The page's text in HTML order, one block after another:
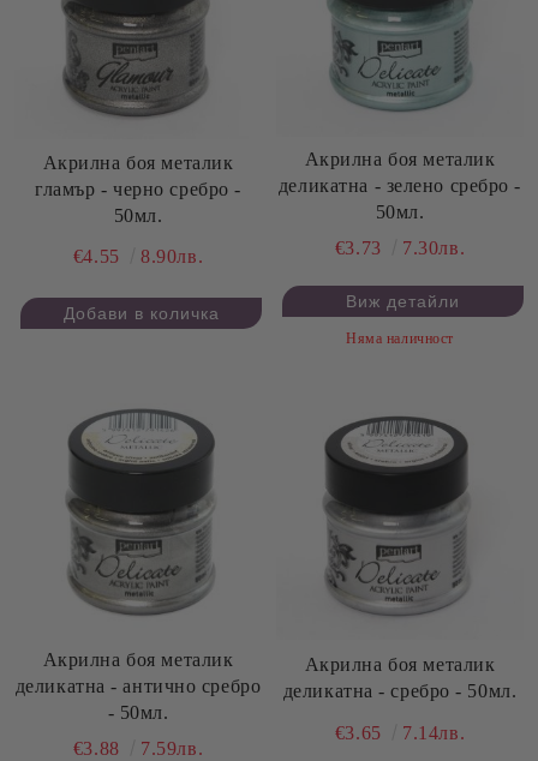
Акрилна боя металик
гламър - черно сребро -
50мл.
€4.55
8.90лв.
Акрилна боя металик
деликатна - зелено сребро -
50мл.
€3.73
7.30лв.
Виж детайли
Няма наличност
Акрилна боя металик
деликатна - антично сребро
- 50мл.
€3.88
7.59лв.
Акрилна боя металик
деликатна - сребро - 50мл.
€3.65 7.14лв.